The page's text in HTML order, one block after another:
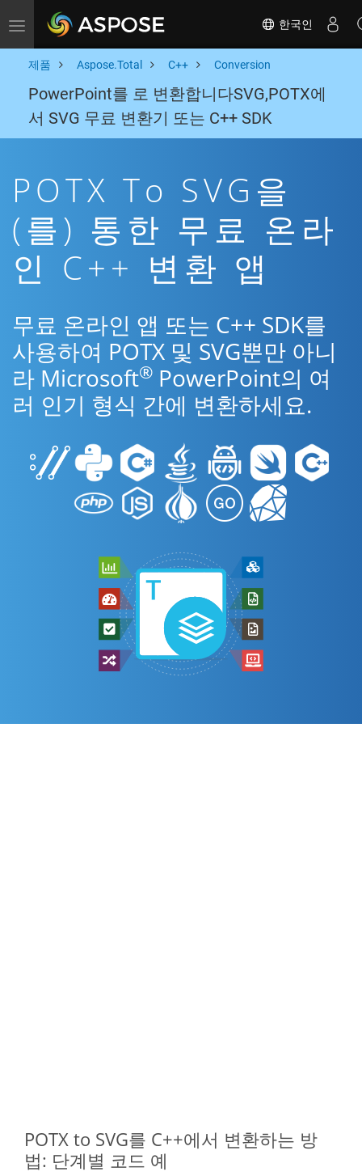
Toggle navigation 한국인
제품 Aspose.Total C++ Conversion
PowerPoint를 로 변환합니다SVG,POTX에
서 SVG 무료 변환기 또는 C++ SDK
POTX To SVG을
(를) 통한 무료 온라
인 C++ 변환 앱
무료 온라인 앱 또는 C++ SDK를
사용하여 POTX 및 SVG뿐만 아니
라 Microsoft® PowerPoint의 여
러 인기 형식 간에 변환하세요.
POTX to SVG를 C++에서 변환하는 방
법: 단계별 코드 예